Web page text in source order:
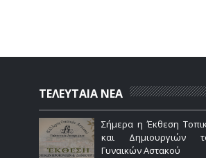
ΤΕΛΕΥΤΑΙΑ ΝΕΑ
Σήμερα η Έκθεση
και Δημιουργιών
Γυναικών Αστακού